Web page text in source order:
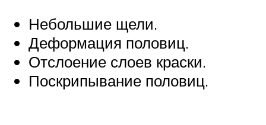
Небольшие щели.
Деформация половиц.
Отслоение слоев краски.
Поскрипывание половиц.